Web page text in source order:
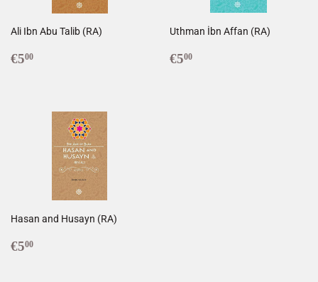
Ali Ibn Abu Talib (RA)
Prix
€500
Uthman İbn Affan (RA)
Prix
€500
Hasan and Husayn (RA)
Prix
€500